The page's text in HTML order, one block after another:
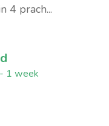
4 prach...
1 week